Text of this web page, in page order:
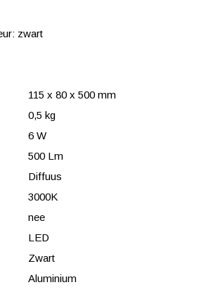
zwart
115 x 80 x 500 mm
0,5 kg
6 W
500 Lm
Diffuus
3000K
nee
LED
Zwart
Aluminium